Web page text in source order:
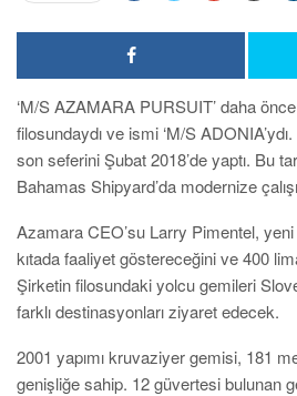
‘M/S AZAMARA PURSUIT’ daha
filosundaydı ve ismi ‘M/S
son seferini Şubat 2018’de yaptı. Bu
Bahamas Shipyard’da modernize
Azamara CEO’su Larry Pimentel,
kıtada faaliyet göstereceğini ve 400
Şirketin filosundaki yolcu gemileri
farklı destinasyonları ziyaret edecek.
2001 yapımı kruvaziyer gemisi, 181
genişliğe sahip. 12 güvertesi bulunan